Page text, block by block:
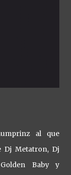
al que
Dj Metatron, Dj
Baby y